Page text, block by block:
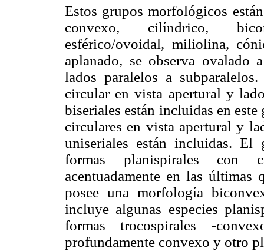
Estos grupos morfológicos
convexo, cilíndrico,
esférico/ovoidal, miliolina,
aplanado, se observa ovalado
lados paralelos a
circular en vista apertural y
biseriales están incluidas en
circulares en vista apertural y
uniseriales están incluidas. El
formas planispirales con
acentuadamente en las
posee una morfología
incluye algunas especies
formas trocospirales -
profundamente convexo y otro